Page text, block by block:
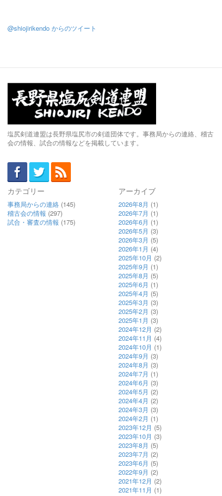
@shiojirikendo からのツイート
塩尻剣道連盟は長野県塩尻市の剣道団体です。事務局からの連絡、稽古
会の情報、試合の情報などを掲載しています。
カテゴリー
事務局からの連絡 (145)
稽古会の情報 (297)
試合・審査の情報 (175)
アーカイブ
2026年8月 (1)
2026年7月 (1)
2026年6月 (1)
2026年5月 (3)
2026年3月 (5)
2026年1月 (4)
2025年10月 (2)
2025年9月 (1)
2025年8月 (5)
2025年6月 (1)
2025年4月 (5)
2025年3月 (3)
2025年2月 (3)
2025年1月 (3)
2024年12月 (2)
2024年11月 (4)
2024年10月 (1)
2024年9月 (3)
2024年8月 (3)
2024年7月 (1)
2024年6月 (3)
2024年5月 (2)
2024年4月 (2)
2024年3月 (3)
2024年2月 (1)
2023年12月 (5)
2023年10月 (3)
2023年8月 (5)
2023年7月 (2)
2023年6月 (5)
2022年9月 (2)
2021年12月 (2)
2021年11月 (1)